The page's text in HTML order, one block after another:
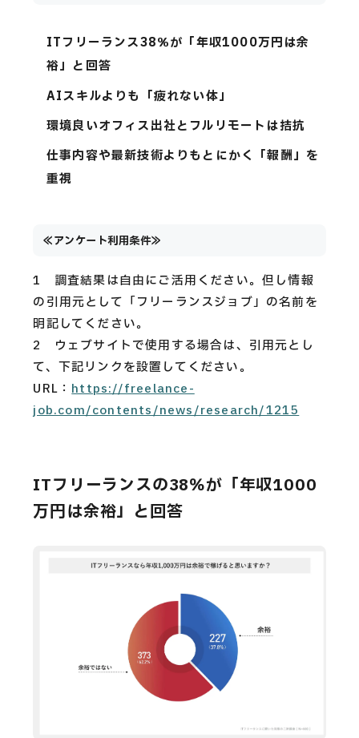
ITフリーランス38％が「年収1000万円は余
裕」と回答
AIスキルよりも「疲れない体」
環境良いオフィス出社とフルリモートは拮抗
仕事内容や最新技術よりもとにかく「報酬」を
重視
≪アンケート利用条件≫
1 調査結果は自由にご活用ください。但し情報
の引用元として「フリーランスジョブ」の名前を
明記してください。
2 ウェブサイトで使用する場合は、引用元とし
て、下記リンクを設置してください。
URL： https://freelance-
job.com/contents/news/research/1215
ITフリーランスの38％が「年収1000
万円は余裕」と回答